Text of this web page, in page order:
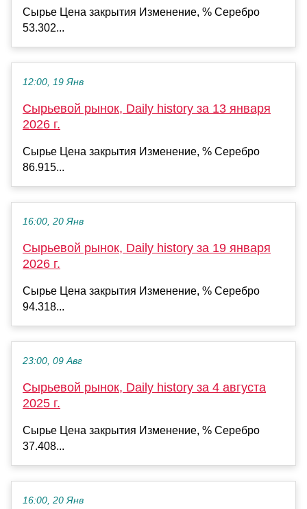
Сырье Цена закрытия Изменение, % Серебро
53.302...
12:00, 19 Янв
Сырьевой рынок, Daily history за 13 января
2026 г.
Сырье Цена закрытия Изменение, % Серебро
86.915...
16:00, 20 Янв
Сырьевой рынок, Daily history за 19 января
2026 г.
Сырье Цена закрытия Изменение, % Серебро
94.318...
23:00, 09 Авг
Сырьевой рынок, Daily history за 4 августа
2025 г.
Сырье Цена закрытия Изменение, % Серебро
37.408...
16:00, 20 Янв